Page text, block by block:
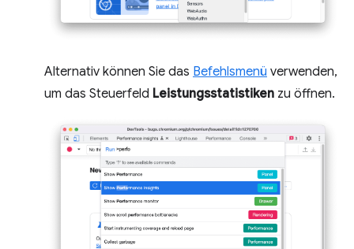
Alternativ können Sie das Befehlsmenü verwenden,
um das Steuerfeld Leistungsstatistiken zu öffnen.